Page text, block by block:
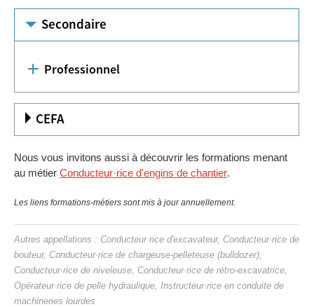
Secondaire
Professionnel
CEFA
Nous vous invitons aussi à découvrir les formations menant
au métier Conducteur·rice d'engins de chantier.
Les liens formations-métiers sont mis à jour annuellement.
Autres appellations : Conducteur·rice d'excavateur, Conducteur·rice de
bouteur, Conducteur·rice de chargeuse-pelleteuse (bulldozer),
Conducteur·rice de niveleuse, Conducteur·rice de rétro-excavatrice,
Opérateur·rice de pelle hydraulique, Instructeur·rice en conduite de
machineries lourdes